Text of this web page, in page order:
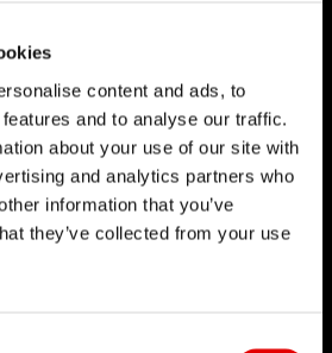
content and ads, to
and to analyse our traffic.
about your use of our site with
and analytics partners who
information that you’ve
they’ve collected from your use